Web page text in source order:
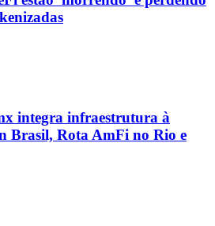
integra infraestrutura à
Brasil, Rota AmFi no Rio e